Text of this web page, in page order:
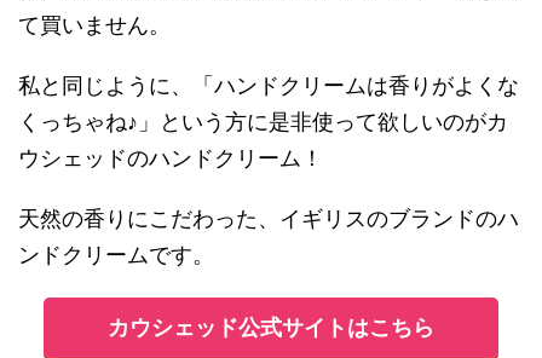
て買いません。
私と同じように、「ハンドクリームは香りがよくな
くっちゃね♪」という方に是非使って欲しいのがカ
ウシェッドのハンドクリーム！
天然の香りにこだわった、イギリスのブランドのハ
ンドクリームです。
カウシェッド公式サイトはこちら